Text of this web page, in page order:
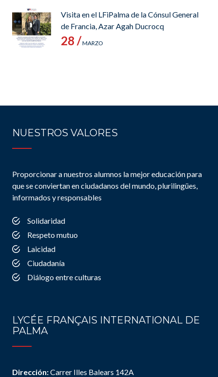
Visita en el LFiPalma de la Cónsul General
de Francia, Azar Agah Ducrocq
28 /MARZO
NUESTROS VALORES
Proporcionar a nuestros alumnos la mejor educación para
que se conviertan en ciudadanos del mundo, plurilingües,
informados y responsables
Solidaridad
Respeto mutuo
Laicidad
Ciudadanía
Diálogo entre culturas
LYCÉE FRANÇAIS INTERNATIONAL DE
PALMA
Dirección:Carrer Illes Balears 142A